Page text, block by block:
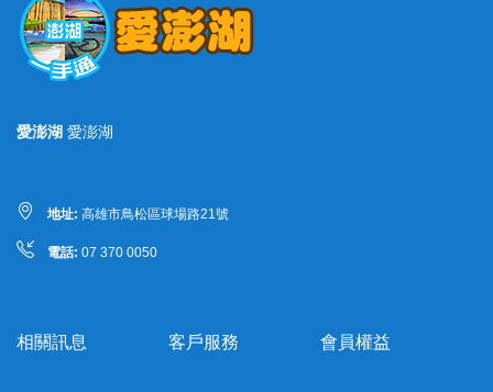
愛澎湖 愛澎湖
地址: 高雄市鳥松區球場路21號
電話: 07 370 0050
相關訊息 客戶服務 會員權益